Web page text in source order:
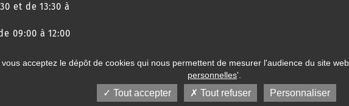
et de 13:30 à
09:00 à 12:00
© 2020 Ville de Saint-Avertin Mentions légales Données personnelles Plan du site Réalisation
acceptez le dépôt de cookies qui nous permettent de mesurer l'audience du site
personnelles'.
Tout accepter Tout refuser Personnaliser